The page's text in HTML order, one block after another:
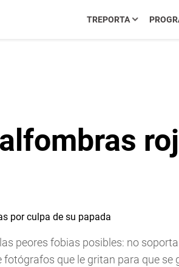
TREPORTA
peores fobias posibles: no
que le gritan para que se